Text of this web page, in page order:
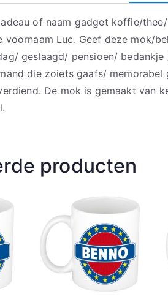
of naam gadget koffie/
voornaam Luc. Geef deze mok/
geslaagd/ pensioen/
die zoiets gaafs/
De mok is gemaakt van
producten